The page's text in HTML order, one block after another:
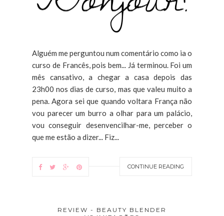
Alguém me perguntou num comentário como ia o
curso de Francês, pois bem... Já terminou. Foi um
mês cansativo, a chegar a casa depois das
23h00 nos dias de curso, mas que valeu muito a
pena. Agora sei que quando voltara França não
vou parecer um burro a olhar para um palácio,
vou conseguir desenvencilhar-me, perceber o
que me estão a dizer... Fiz...
CONTINUE READING
REVIEW - BEAUTY BLENDER